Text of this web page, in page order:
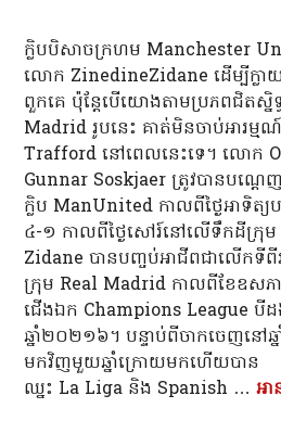
ក្លិបបិសាចក្រហម Manchester
លោក ZinedineZidane ដើម្បីក្លាយ
ពួកគេ ប៉ុន្តែបើយោងតាមប្រភពជិតស្និ
Madrid រូបនេះ គាត់មិនចាប់អារម្ម
Trafford នៅពេលនេះទេ។ លោក
Gunnar Soskjaer ត្រូវបានបណ្ត
ក្លិប ManUnited កាលពីថ្ងៃអាទិត្យប
៤-១ កាលពីថ្ងៃសៅរ៍នៅលើទឹកដីក្រុ
Zidane បាន​បញ្ចប់អាជីព​ជា​លើក​ទី​ពីរ​
ក្រុម Real Madrid កាលពី​ខែ​ឧសភា​ឆ្
ជើងឯក Champions League បីដ
ឆ្នាំ២០២១៦។ បន្ទាប់ពីចាកចេញនៅ
មកវិញមួយឆ្នាំក្រោយមកហើយបាន
ឈ្នះ La Liga និង Spanish …អា